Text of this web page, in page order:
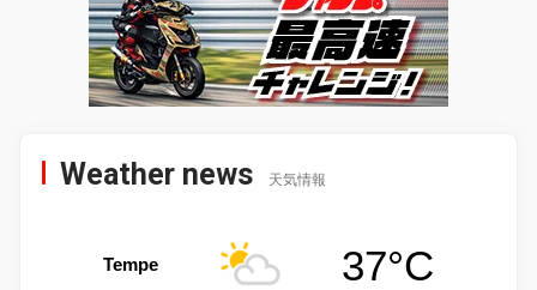
Weather news 天気情報
Tempe 37°C